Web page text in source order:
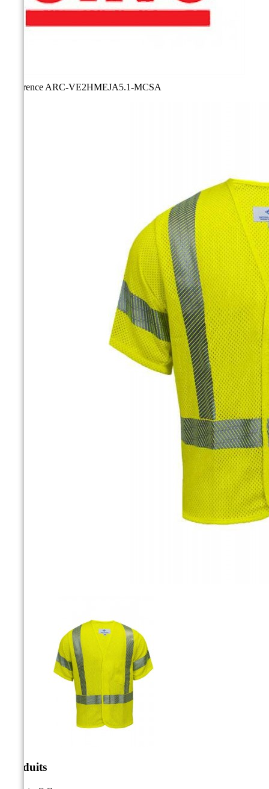
Référence ARC-VE2HMEJA5.1-MCSA
Produits